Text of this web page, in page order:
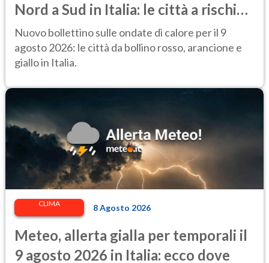
Nord a Sud in Italia: le città a rischio
per il Ministero della Salute
Nuovo bollettino sulle ondate di calore per il 9
agosto 2026: le città da bollino rosso, arancione e
giallo in Italia.
CLIMA 8 Agosto 2026
Meteo, allerta gialla per temporali il
9 agosto 2026 in Italia: ecco dove